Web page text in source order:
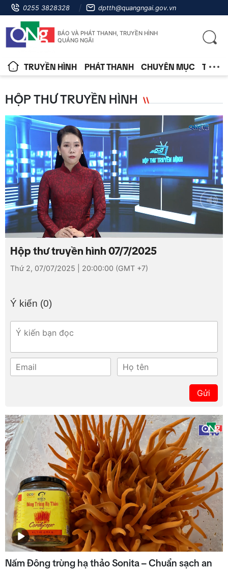
0255 3828328 dptth@quangngai.gov.vn
BÁO VÀ PHÁT THANH, TRUYỀN HÌNH
QUẢNG NGÃI
TRUYỀN HÌNH PHÁT THANH CHUYÊN MỤC TIN
HỘP THƯ TRUYỀN HÌNH
Mute Loaded:
4.11%
Hộp thư truyền hình 07/7/2025
Thứ 2, 07/07/2025 | 20:00:00 (GMT +7)
Ý kiến (0)
Gửi
Nấm Đông trùng hạ thảo Sonita – Chuẩn sạch an